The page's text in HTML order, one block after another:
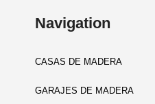
Navigation
CASAS DE MADERA
GARAJES DE MADERA